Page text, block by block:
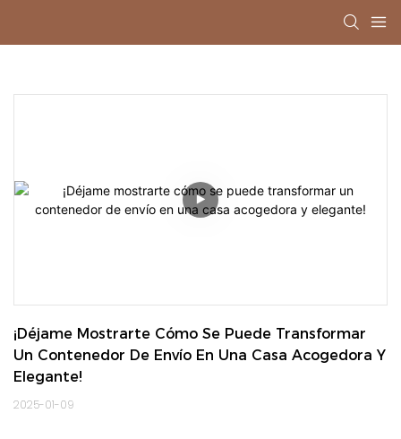
¡Déjame Mostrarte Cómo Se Puede Transformar
Un Contenedor De Envío En Una Casa Acogedora Y
Elegante!
2025-01-09